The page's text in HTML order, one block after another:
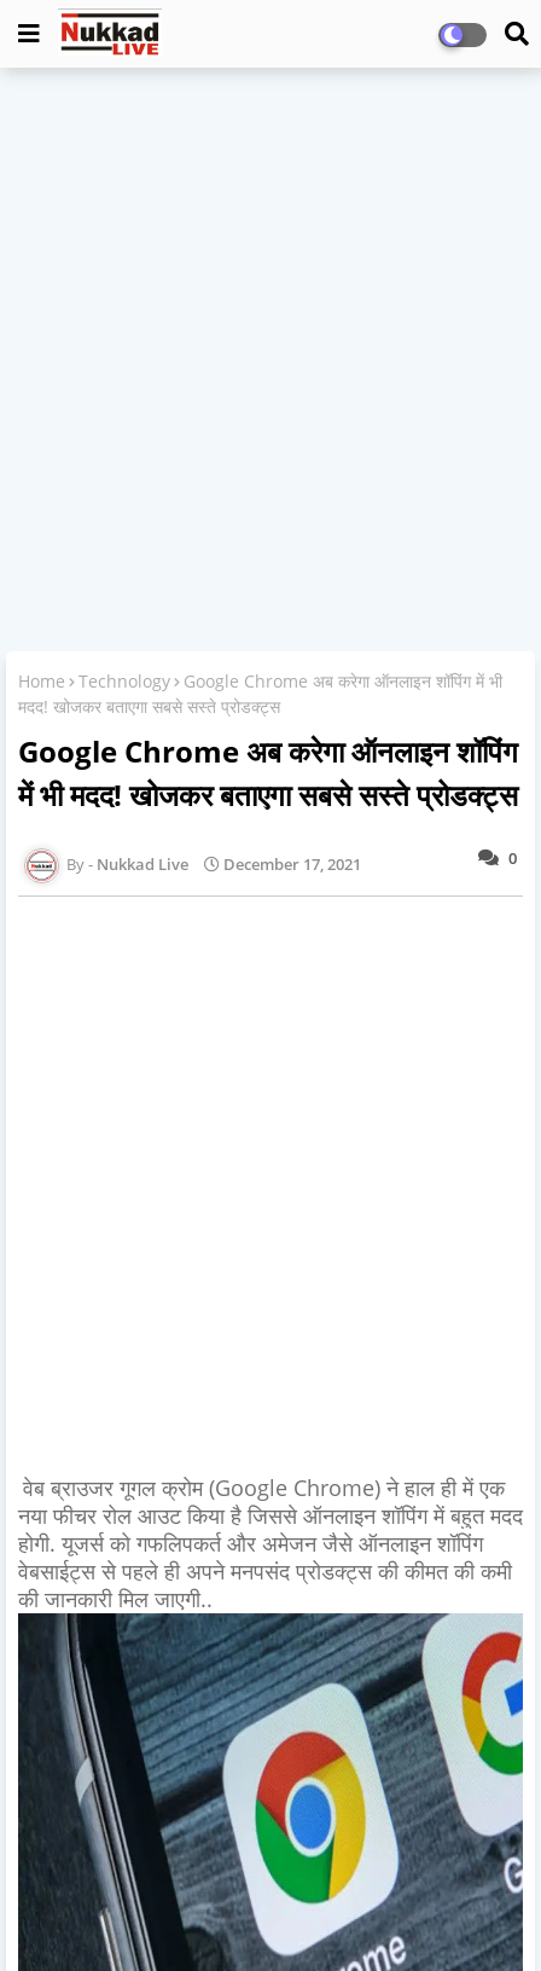
Home Technology
Google Chrome अब करेगा ऑनलाइन शॉपिंग में भी
मदद! खोजकर बताएगा सबसे सस्ते प्रोडक्ट्स
Google Chrome अब करेगा ऑनलाइन शॉपिंग
में भी मदद! खोजकर बताएगा सबसे सस्ते प्रोडक्ट्स
0
Nukkad Live December 17, 2021
वेब ब्राउजर गूगल क्रोम (Google Chrome) ने हाल ही में एक
नया फीचर रोल आउट किया है जिससे ऑनलाइन शॉपिंग में बहुत मदद
होगी. यूजर्स को गफलिपकर्त और अमेजन जैसे ऑनलाइन शॉपिंग
वेबसाईट्स से पहले ही अपने मनपसंद प्रोडक्ट्स की कीमत की कमी
की जानकारी मिल जाएगी..